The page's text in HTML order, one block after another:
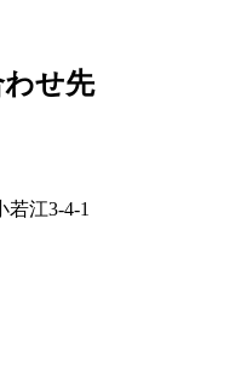
せ先
若江3-4-1